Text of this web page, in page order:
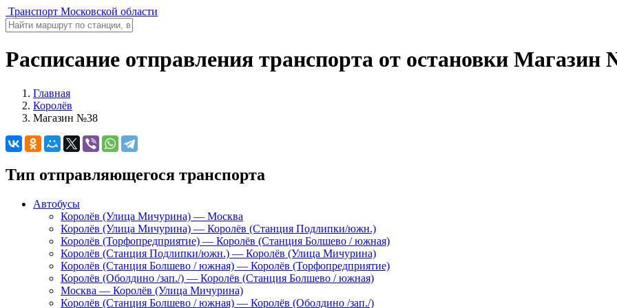
Транспорт Московской области
Расписание отправления транспорта от остановки Магазин
Главная
Королёв
Магазин №38
Тип отправляющегося транспорта
Автобусы
Королёв (Улица Мичурина) — Москва
Королёв (Улица Мичурина) — Королёв (Станция Подлипки/южн.)
Королёв (Торфопредприятие) — Королёв (Станция Болшево / южная)
Королёв (Станция Подлипки/южн.) — Королёв (Улица Мичурина)
Королёв (Станция Болшево / южная) — Королёв (Торфопредприятие)
Королёв (Оболдино /зап./) — Королёв (Станция Болшево / южная)
Москва — Королёв (Улица Мичурина)
Королёв (Станция Болшево / южная) — Королёв (Оболдино /зап./)